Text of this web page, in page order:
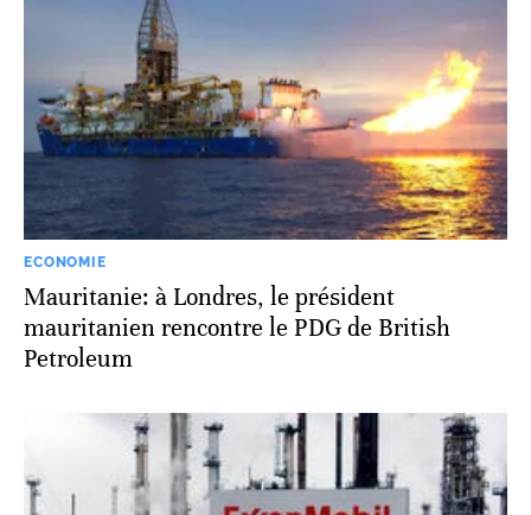
ECONOMIE
Mauritanie: à Londres, le président
mauritanien rencontre le PDG de British
Petroleum